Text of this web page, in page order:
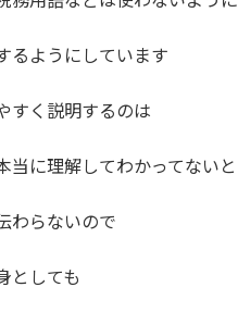
るようにしています
すく説明するのは
当に理解してわかってないと
わらないので
としても